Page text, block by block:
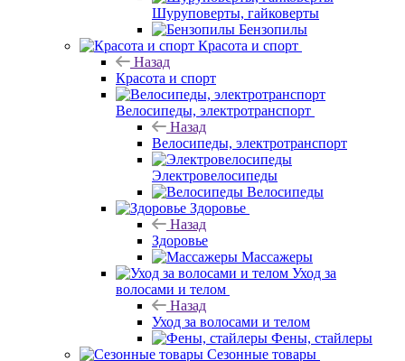
Шуруповерты, гайковерты
Бензопилы
Красота и спорт
Назад
Красота и спорт
Велосипеды, электротранспорт
Назад
Велосипеды, электротранспорт
Электровелосипеды
Велосипеды
Здоровье
Назад
Здоровье
Массажеры
Уход за
волосами и телом
Назад
Уход за волосами и телом
Фены, стайлеры
Сезонные товары